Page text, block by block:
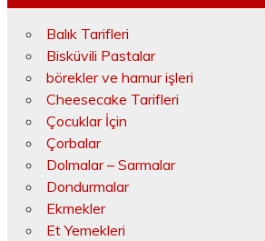
Balık Tarifleri
Bisküvili Pastalar
börekler ve hamur işleri
Cheesecake Tarifleri
Çocuklar İçin
Çorbalar
Dolmalar – Sarmalar
Dondurmalar
Ekmekler
Et Yemekleri